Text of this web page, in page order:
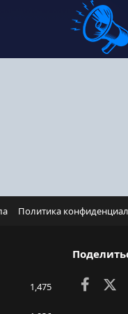
Политика
1,475